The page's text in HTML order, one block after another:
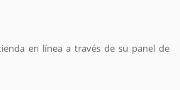
en línea a través de su panel de